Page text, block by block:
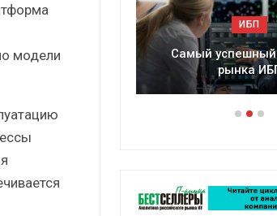
модели
ИБП
Самый успешный сегмент